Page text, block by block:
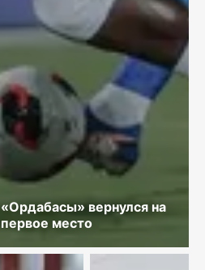
«Ордабасы» вернулся на
первое место